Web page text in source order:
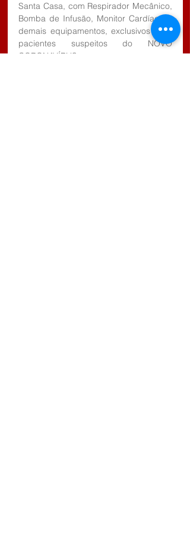
Santa Casa, com Respirador Mecânico,
Bomba de Infusão, Monitor Cardíaco e
demais equipamentos, exclusivos para
pacientes suspeitos do NOVO
CORONAVÍRUS.